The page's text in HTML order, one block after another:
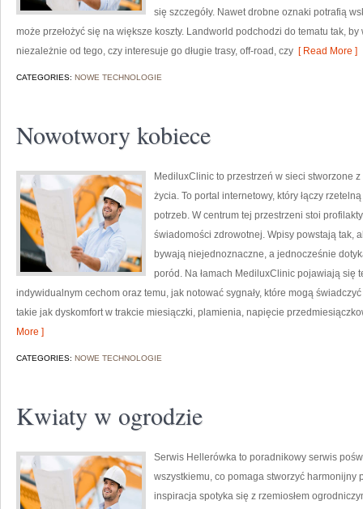
się szczegóły. Nawet drobne oznaki potrafią
może przełożyć się na większe koszty. Landworld podchodzi do tematu tak, by
niezależnie od tego, czy interesuje go długie trasy, off-road, czy [ Read More ]
CATEGORIES: NOWE TECHNOLOGIE
Nowotwory kobiece
MediluxClinic to przestrzeń w sieci stworzone
życia. To portal internetowy, który łączy
potrzeb. W centrum tej przestrzeni stoi
świadomości zdrowotnej. Wpisy powstają tak,
bywają niejednoznaczne, a jednocześnie
poród. Na łamach MediluxClinic pojawiają się
indywidualnym cechom oraz temu, jak notować sygnały, które mogą
takie jak dyskomfort w trakcie miesiączki, plamienia, napięcie
More ]
CATEGORIES: NOWE TECHNOLOGIE
Kwiaty w ogrodzie
Serwis Hellerówka to poradnikowy serwis
wszystkiemu, co pomaga stworzyć harmonijny
inspiracja spotyka się z rzemiosłem